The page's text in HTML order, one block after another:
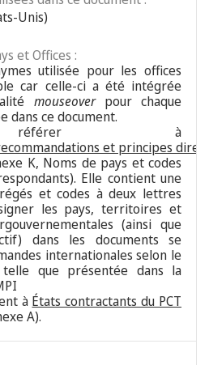
Unis)
et Offices :
utilisée pour les offices
car celle-ci a été intégrée
mouseoverpour chaque
dans ce document.
à
et principes
K, Noms de pays et codes
Elle contient une
et codes à deux lettres
les pays, territoires et
(ainsi que
dans les documents se
internationales selon le
que présentée dans la
à États contractants du PCT
A).